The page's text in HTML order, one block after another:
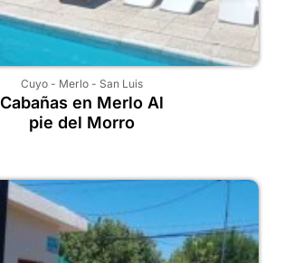
Cuyo- Merlo- San Luis
Cabañas en Merlo Al
pie del Morro